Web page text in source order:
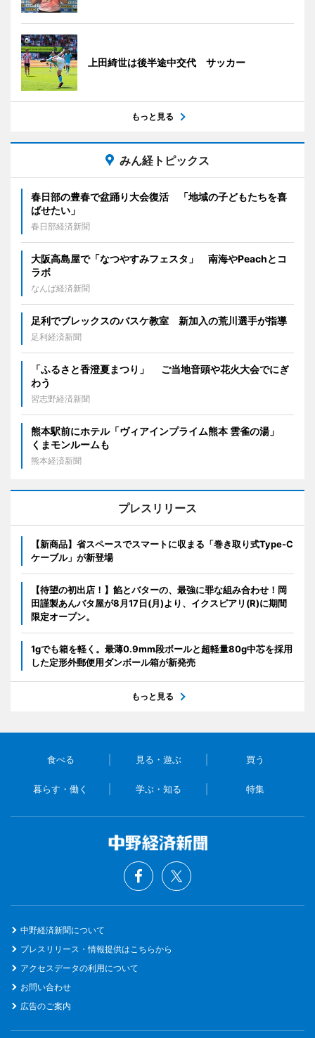
上田綺世は後半途中交代 サッカー
もっと見る
みん経トピックス
春日部の豊春で盆踊り大会復活 「地域の子どもたちを喜
ばせたい」
春日部経済新聞
大阪高島屋で「なつやすみフェスタ」 南海やPeachとコ
ラボ
なんば経済新聞
足利でブレックスのバスケ教室 新加入の荒川選手が指導
足利経済新聞
「ふるさと香澄夏まつり」 ご当地音頭や花火大会でにぎ
わう
習志野経済新聞
熊本駅前にホテル「ヴィアインプライム熊本 雲雀の湯」
くまモンルームも
熊本経済新聞
プレスリリース
【新商品】省スペースでスマートに収まる「巻き取り式Type-C
ケーブル」が新登場
【待望の初出店！】餡とバターの、最強に罪な組み合わせ！岡
田謹製あんバタ屋が8月17日(月)より、イクスピアリ(R)に期間
限定オープン。
1gでも箱を軽く。最薄0.9mm段ボールと超軽量80g中芯を採用
した定形外郵便用ダンボール箱が新発売
もっと見る
食べる 見る・遊ぶ 買う
暮らす・働く 学ぶ・知る 特集
中野経済新聞について
プレスリリース・情報提供はこちらから
アクセスデータの利用について
お問い合わせ
広告のご案内